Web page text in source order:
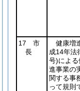
17 市
長
健康増
成14年法
号)によ
進事業の
関する事
って規則